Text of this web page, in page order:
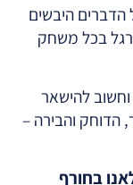
הדברים היבשים
בכל משחק
להישאר
הדוחק והבירה –
בחורף